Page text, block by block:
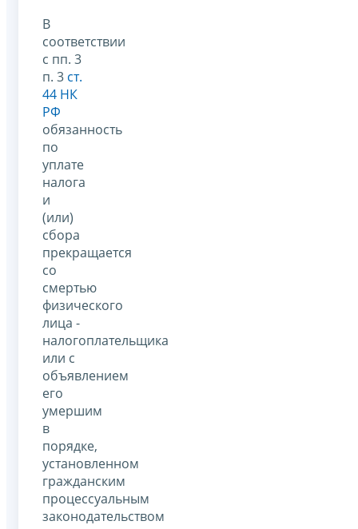
В
соответствии
с пп. 3
п. 3 ст.
44 НК
РФ
обязанность
по
уплате
налога
и
(или)
сбора
прекращается
со
смертью
физического
лица -
налогоплательщика
или с
объявлением
его
умершим
в
порядке,
установленном
гражданским
процессуальным
законодательством